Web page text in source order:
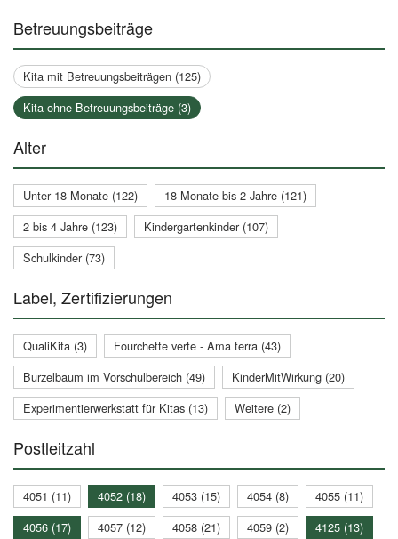
Betreuungsbeiträge
Kita mit Betreuungsbeiträgen (125)
Kita ohne Betreuungsbeiträge (3)
Alter
Unter 18 Monate (122)
18 Monate bis 2 Jahre (121)
2 bis 4 Jahre (123)
Kindergartenkinder (107)
Schulkinder (73)
Label, Zertifizierungen
QualiKita (3)
Fourchette verte - Ama terra (43)
Burzelbaum im Vorschulbereich (49)
KinderMitWirkung (20)
Experimentierwerkstatt für Kitas (13)
Weitere (2)
Postleitzahl
4051 (11) 4052 (18) 4053 (15) 4054 (8)
4055 (11)
4056 (17)
4057 (12) 4058 (21) 4059 (2) 4125 (13)